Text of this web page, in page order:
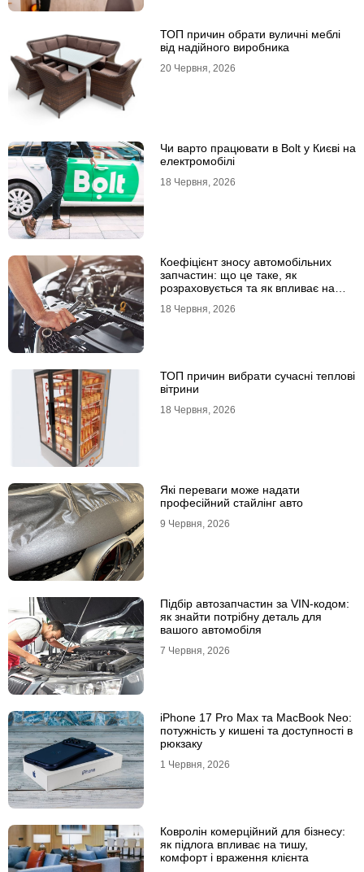
ТОП причин обрати вуличні меблі
від надійного виробника
20 Червня, 2026
Чи варто працювати в Bolt у Києві на
електромобілі
18 Червня, 2026
Коефіцієнт зносу автомобільних
запчастин: що це таке, як
розраховується та як впливає на
18 Червня, 2026
ТОП причин вибрати сучасні теплові
вітрини
18 Червня, 2026
Які переваги може надати
професійний стайлінг авто
9 Червня, 2026
Підбір автозапчастин за VIN-кодом:
як знайти потрібну деталь для
вашого автомобіля
7 Червня, 2026
iPhone 17 Pro Max та MacBook Neo:
потужність у кишені та доступності в
рюкзаку
1 Червня, 2026
Ковролін комерційний для бізнесу:
як підлога впливає на тишу,
комфорт і враження клієнта